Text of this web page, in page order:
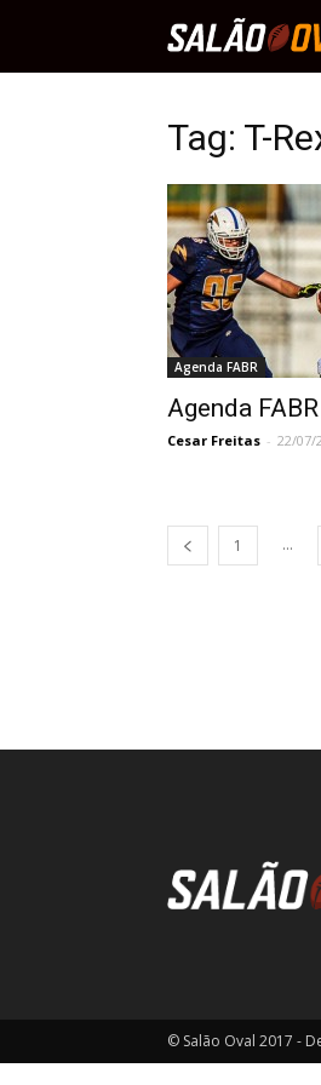
Tag: T-
Agenda FABR
Agenda
Cesar Freitas - 22/07/
1 ...
© Salão Oval 2017 -